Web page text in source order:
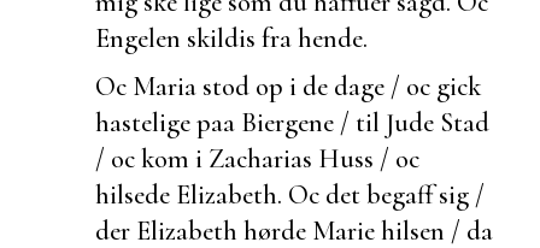
Engelen skildis fra hende.
Oc Maria stod op i de dage / oc gick
hastelige paa Biergene / til Jude Stad
/ oc kom i Zacharias Huss / oc
hilsede Elizabeth. Oc detbegaff sig /
der Elizabeth hørde Marie hilsen / da